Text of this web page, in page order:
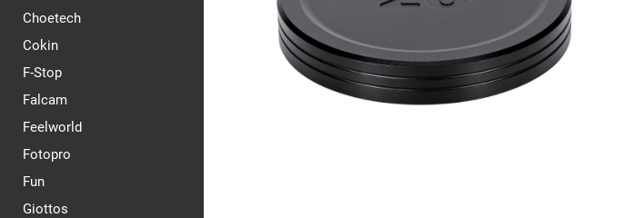
Choetech
Cokin
F-Stop
Falcam
Feelworld
Fotopro
Fun
Giottos